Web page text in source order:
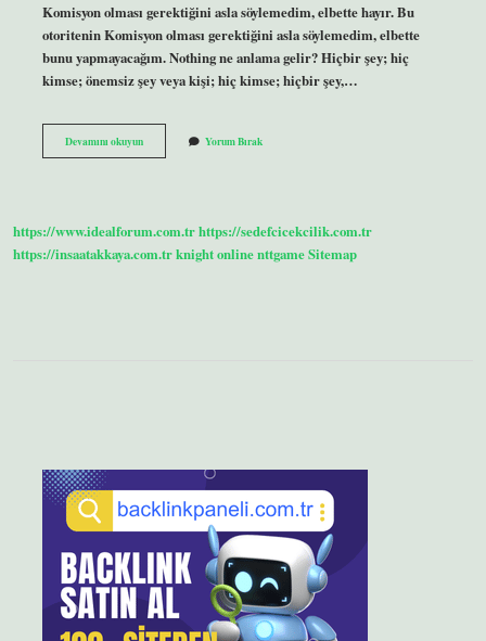
Komisyon olması gerektiğini asla söylemedim, elbette hayır. Bu
otoritenin Komisyon olması gerektiğini asla söylemedim, elbette
bunu yapmayacağım. Nothing ne anlama gelir? Hiçbir şey; hiç
kimse; önemsiz şey veya kişi; hiç kimse; hiçbir şey,…
Devamını okuyunHiç
Ingilizce
Yorum Bırak
https://www.idealforum.com.trhttps://sedefcicekcilik.com.tr
https://insaatakkaya.com.trknight onlinenttgameSitemap